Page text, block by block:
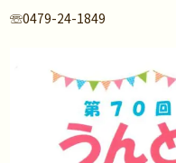
☏0479-24-1849